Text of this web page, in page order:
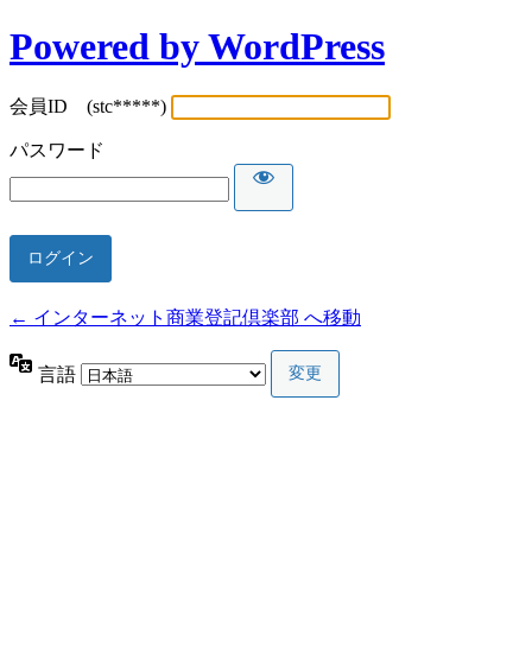
Powered by WordPress
会員ID (stc*****)
パスワード
← インターネット商業登記倶楽部 へ移動
言語